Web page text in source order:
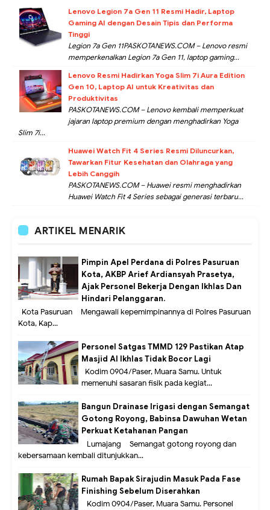
Lenovo Legion 7a Gen 11 Resmi Hadir, Laptop
Gaming AI dengan Desain Tipis dan Performa
Tinggi
Legion 7a Gen 11PASKOTANEWS.COM – Lenovo resmi
memperkenalkan Legion 7a Gen 11, laptop gaming...
Lenovo Resmi Hadirkan Yoga Slim 7i Aura Edition
Gen 10, Laptop AI untuk Kreativitas dan
Produktivitas
PASKOTANEWS.COM – Lenovo kembali memperkuat
jajaran laptop premium dengan menghadirkan Yoga
Slim 7i...
Huawei Watch Fit 4 Series Resmi Diluncurkan,
Tawarkan Fitur Kesehatan dan Olahraga yang
Lebih Canggih
PASKOTANEWS.COM – Huawei resmi menghadirkan
Huawei Watch Fit 4 Series sebagai generasi terbaru...
ARTIKEL MENARIK
Pimpin Apel Perdana di Polres Pasuruan
Kota, AKBP Arief Ardiansyah Prasetya,
Ajak Personel Bekerja Dengan Ikhlas Dan
Hindari Pelanggaran.
Kota Pasuruan – Mengawali kepemimpinannya di Polres Pasuruan
Kota, Kap...
Personel Satgas TMMD 129 Pastikan Atap
Masjid Al Ikhlas Tidak Bocor Lagi
Kodim 0904/Paser, Muara Samu. Untuk
memenuhi sasaran fisik pada kegiat...
Bangun Drainase Irigasi dengan Semangat
Gotong Royong, Babinsa Dawuhan Wetan
Perkuat Ketahanan Pangan
Lumajang – Semangat gotong royong dan
kebersamaan kembali ditunjukkan...
Rumah Bapak Sirajudin Masuk Pada Fase
Finishing Sebelum Diserahkan
Kodim 0904/Paser, Muara Samu. Personel